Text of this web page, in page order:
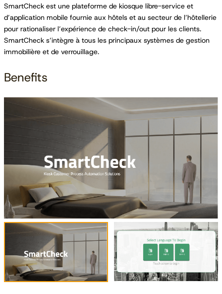
SmartCheck est une plateforme de kiosque libre-service et
d’application mobile fournie aux hôtels et au secteur de l’hôtellerie
pour rationaliser l’expérience de check-in/out pour les clients.
SmartCheck s’intègre à tous les principaux systèmes de gestion
immobilière et de verrouillage.
Benefits